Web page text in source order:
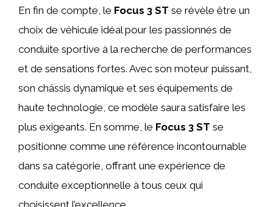
En fin de compte, le Focus 3 ST se révèle être un
choix de véhicule idéal pour les passionnés de
conduite sportive à la recherche de performances
et de sensations fortes. Avec son moteur puissant,
son châssis dynamique et ses équipements de
haute technologie, ce modèle saura satisfaire les
plus exigeants. En somme, le Focus 3 ST se
positionne comme une référence incontournable
dans sa catégorie, offrant une expérience de
conduite exceptionnelle à tous ceux qui
choisissent l’excellence.